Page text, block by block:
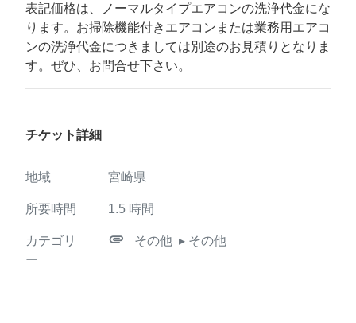
表記価格は、ノーマルタイプエアコンの洗浄代金にな
ります。お掃除機能付きエアコンまたは業務用エアコ
ンの洗浄代金につきましては別途のお見積りとなりま
す。ぜひ、お問合せ下さい。
チケット詳細
地域 宮崎県
所要時間 1.5 時間
カテゴリ
ー
attachment その他 ▸ その他